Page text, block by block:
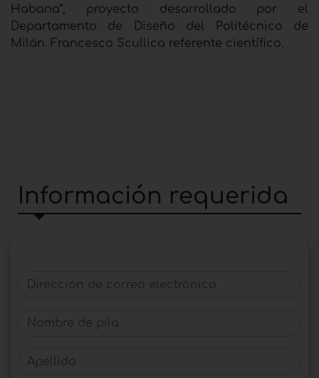
Habana”, proyecto desarrollado por el
Departamento de Diseño del Politécnico de
Milán. Francesco Scullica referente científico.
Información requerida
Dirección de correo electrónico
Nombre de pila
Apellido